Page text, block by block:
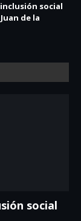
social
de la
social